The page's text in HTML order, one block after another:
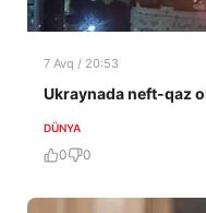
7 Avq / 20:53
Ukraynada neft-qaz
DÜNYA
0 0